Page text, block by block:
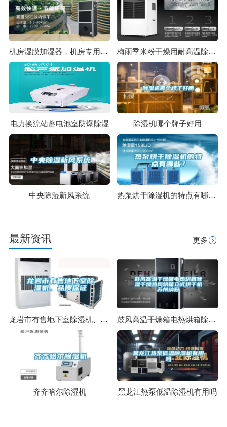
机房湿膜加湿器，机房专用加湿防静电设备 梅雨季米粉干燥用耐高温除湿机
电力换流站蓄电池室防爆除湿 除湿机哪个牌子好用
中央除湿新风系统 热泵烘干除湿机的特点有哪些？
最新资讯 更多
龙岩市有售地下室除湿机、品质保证 鼓风高温干燥箱电热烘箱除湿干燥热风烘箱立式烘干机苏州纳冠
齐齐哈尔除湿机 黑龙江热泵低温除湿机有用吗